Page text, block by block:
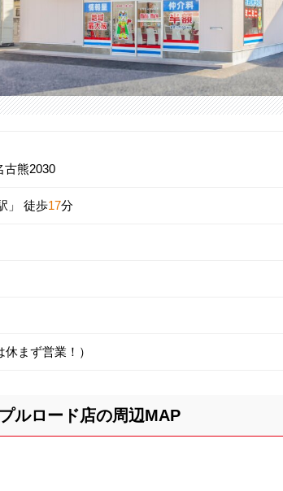
古熊2030
」 徒歩17分
まず営業！）
ルロード店の周辺MAP